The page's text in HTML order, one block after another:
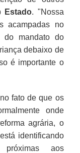
Estado. "Nossa
acampadas no
mandato do
debaixo de
é importante o
fato de que os
onde
agrária, o
identificando
aos